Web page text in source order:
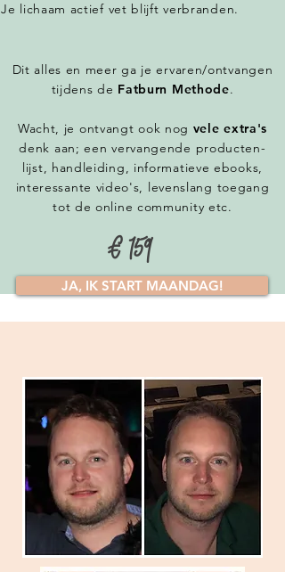
Je lichaam actief vet blijft verbranden.
Dit alles en meer ga je ervaren/ontvangen
tijdens de Fatburn Methode.
Wacht, je ontvangt ook nog vele extra's
denk aan; een vervangende producten-
lijst, handleiding, informatieve ebooks,
interessante video's, levenslang toegang
tot de online community etc.
€ 159
JA, IK START MAANDAG!